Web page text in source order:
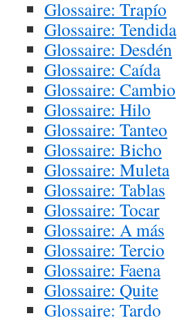
Glossaire: Trapío
Glossaire: Tendida
Glossaire: Desdén
Glossaire: Caída
Glossaire: Cambio
Glossaire: Hilo
Glossaire: Tanteo
Glossaire: Bicho
Glossaire: Muleta
Glossaire: Tablas
Glossaire: Tocar
Glossaire: A más
Glossaire: Tercio
Glossaire: Faena
Glossaire: Quite
Glossaire: Tardo